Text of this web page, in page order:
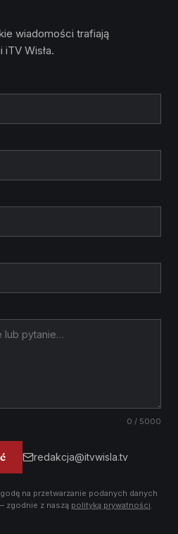
wiadomości trafiają
Wisła.
0 / 5000
redakcja@itvwisla.tv
na przetwarzanie podanych danych
zgodnie z naszą polityką prywatności.